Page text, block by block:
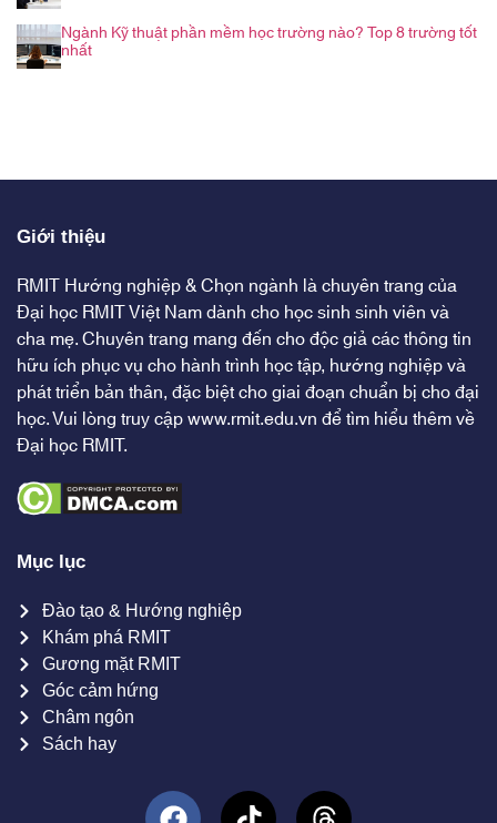
Ngành Kỹ thuật phần mềm học trường nào? Top 8 trường tốt
nhất
Giới thiệu
RMIT Hướng nghiệp & Chọn ngành là chuyên trang của
Đại học RMIT Việt Nam dành cho học sinh sinh viên và
cha mẹ. Chuyên trang mang đến cho độc giả các thông tin
hữu ích phục vụ cho hành trình học tập, hướng nghiệp và
phát triển bản thân, đặc biệt cho giai đoạn chuẩn bị cho đại
học. Vui lòng truy cậpwww.rmit.edu.vnđể tìm hiểu thêm về
Đại học RMIT.
Mục lục
Đào tạo & Hướng nghiệp
Khám phá RMIT
Gương mặt RMIT
Góc cảm hứng
Châm ngôn
Sách hay